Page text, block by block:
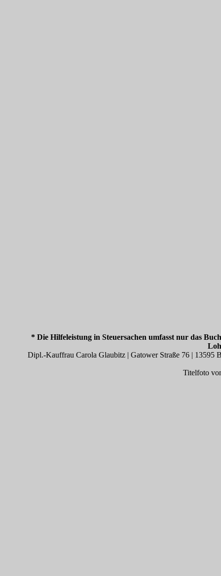
* Die Hilfeleistung in Steuersachen umfasst nur das
Dipl.-Kauffrau Carola Glaubitz | Gatower Straße 76 | 13595
Titelfoto